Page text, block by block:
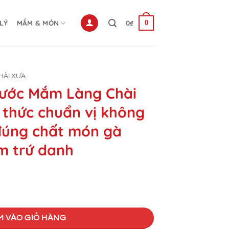
MẮM & MÓN 0₫ 0
XƯA
Mắm Làng Chài
chuẩn vị không
chất món gà
trứ danh
Xưa 260g công thức chuẩn vị không cần nêm nếm đúng chất
VÀO GIỎ HÀNG